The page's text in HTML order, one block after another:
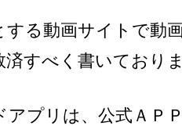
る動画サイトで動
プリは、公式ＡＰ